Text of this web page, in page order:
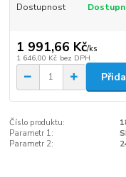
Dostupnost
1 991,66 Kč/ks
1 646,00 Kč bez DPH
Číslo produktu:
Parametr 1:
Parametr 2: